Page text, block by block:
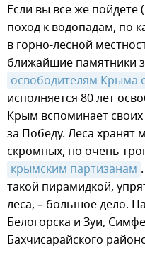
Если вы все же
поход к водопадам, по
в горно-лесной
ближайшие памятники
освободителям Крыма
исполняется 80 лет
Крым вспоминает
за Победу. Леса
скромных, но очень
крымским партизанам
такой пирамидкой,
леса, – большое дело.
Белогорска и Зуи,
Бахчисарайского